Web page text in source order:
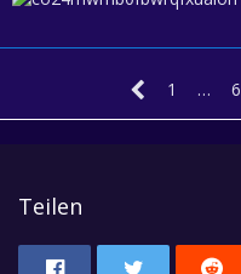
1 … 6
Teilen